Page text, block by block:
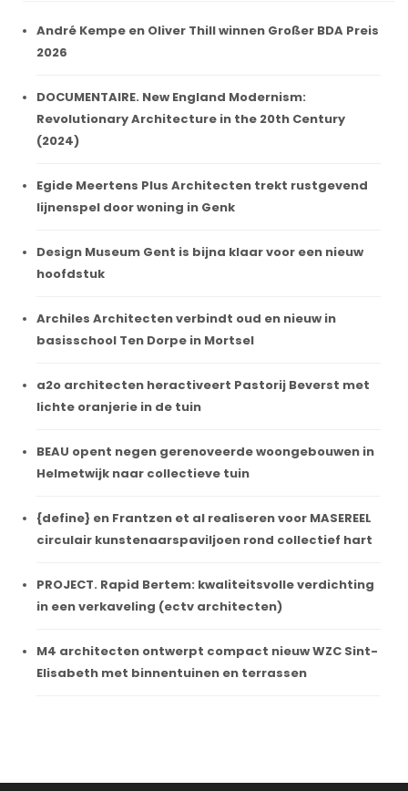
André Kempe en Oliver Thill winnen Großer BDA Preis
2026
DOCUMENTAIRE. New England Modernism:
Revolutionary Architecture in the 20th Century
(2024)
Egide Meertens Plus Architecten trekt rustgevend
lijnenspel door woning in Genk
Design Museum Gent is bijna klaar voor een nieuw
hoofdstuk
Archiles Architecten verbindt oud en nieuw in
basisschool Ten Dorpe in Mortsel
a2o architecten heractiveert Pastorij Beverst met
lichte oranjerie in de tuin
BEAU opent negen gerenoveerde woongebouwen in
Helmetwijk naar collectieve tuin
{define} en Frantzen et al realiseren voor MASEREEL
circulair kunstenaarspaviljoen rond collectief hart
PROJECT. Rapid Bertem: kwaliteitsvolle verdichting
in een verkaveling (ectv architecten)
M4 architecten ontwerpt compact nieuw WZC Sint-
Elisabeth met binnentuinen en terrassen